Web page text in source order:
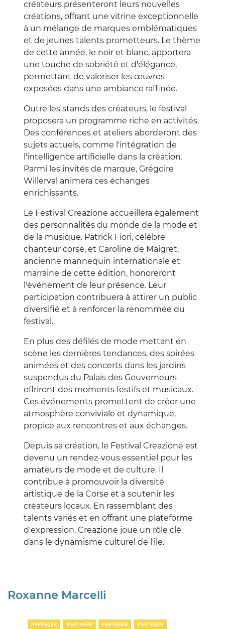
créateurs présenteront leurs nouvelles
créations, offrant une vitrine exceptionnelle
à un mélange de marques emblématiques
et de jeunes talents prometteurs. Le thème
de cette année, le noir et blanc, apportera
une touche de sobriété et d'élégance,
permettant de valoriser les œuvres
exposées dans une ambiance raffinée.
Outre les stands des créateurs, le festival
proposera un programme riche en activités.
Des conférences et ateliers aborderont des
sujets actuels, comme l'intégration de
l'intelligence artificielle dans la création.
Parmi les invités de marque, Grégoire
Willerval animera ces échanges
enrichissants.
Le Festival Creazione accueillera également
des personnalités du monde de la mode et
de la musique. Patrick Fiori, célèbre
chanteur corse, et Caroline de Maigret,
ancienne mannequin internationale et
marraine de cette édition, honoreront
l'événement de leur présence. Leur
participation contribuera à attirer un public
diversifié et à renforcer la renommée du
festival.
En plus des défilés de mode mettant en
scène les dernières tendances, des soirées
animées et des concerts dans les jardins
suspendus du Palais des Gouverneurs
offriront des moments festifs et musicaux.
Ces événements promettent de créer une
atmosphère conviviale et dynamique,
propice aux rencontres et aux échanges.
Depuis sa création, le Festival Creazione est
devenu un rendez-vous essentiel pour les
amateurs de mode et de culture. Il
contribue à promouvoir la diversité
artistique de la Corse et à soutenir les
créateurs locaux. En rassemblant des
talents variés et en offrant une plateforme
d'expression, Creazione joue un rôle clé
dans le dynamisme culturel de l'île.
Roxanne Marcelli